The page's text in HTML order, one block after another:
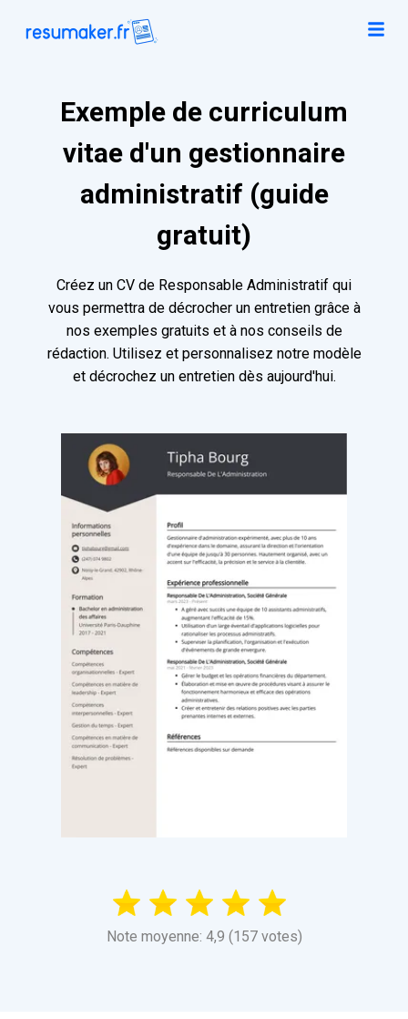
Exemple de curriculum
vitae d'un gestionnaire
administratif (guide
gratuit)
Créez un CV de Responsable Administratif qui
vous permettra de décrocher un entretien grâce à
nos exemples gratuits et à nos conseils de
rédaction. Utilisez et personnalisez notre modèle
et décrochez un entretien dès aujourd'hui.
Note moyenne: 4,9 (157 votes)